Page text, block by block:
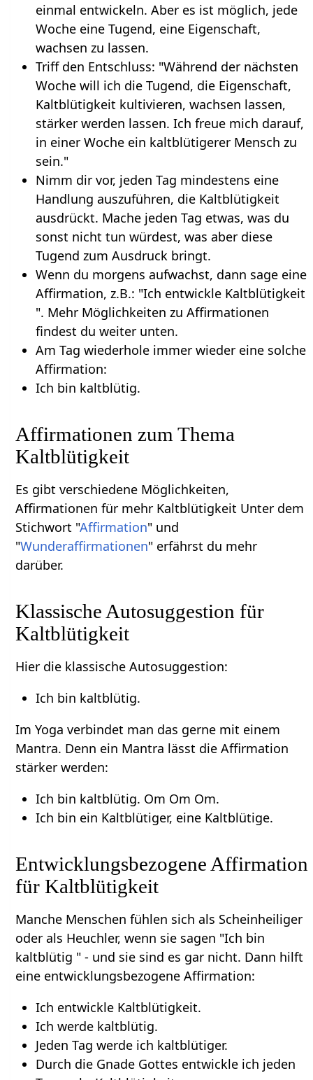
einmal entwickeln. Aber es ist möglich, jede
Woche eine Tugend, eine Eigenschaft,
wachsen zu lassen.
Triff den Entschluss: "Während der nächsten
Woche will ich die Tugend, die Eigenschaft,
Kaltblütigkeit kultivieren, wachsen lassen,
stärker werden lassen. Ich freue mich darauf,
in einer Woche ein kaltblütigerer Mensch zu
sein."
Nimm dir vor, jeden Tag mindestens eine
Handlung auszuführen, die Kaltblütigkeit
ausdrückt. Mache jeden Tag etwas, was du
sonst nicht tun würdest, was aber diese
Tugend zum Ausdruck bringt.
Wenn du morgens aufwachst, dann sage eine
Affirmation, z.B.: "Ich entwickle Kaltblütigkeit
". Mehr Möglichkeiten zu Affirmationen
findest du weiter unten.
Am Tag wiederhole immer wieder eine solche
Affirmation:
Ich bin kaltblütig.
Affirmationen zum Thema
Kaltblütigkeit
Es gibt verschiedene Möglichkeiten,
Affirmationen für mehr Kaltblütigkeit Unter dem
Stichwort "Affirmation" und
"Wunderaffirmationen" erfährst du mehr
darüber.
Klassische Autosuggestion für
Kaltblütigkeit
Hier die klassische Autosuggestion:
Ich bin kaltblütig.
Im Yoga verbindet man das gerne mit einem
Mantra. Denn ein Mantra lässt die Affirmation
stärker werden:
Ich bin kaltblütig. Om Om Om.
Ich bin ein Kaltblütiger, eine Kaltblütige.
Entwicklungsbezogene Affirmation
für Kaltblütigkeit
Manche Menschen fühlen sich als Scheinheiliger
oder als Heuchler, wenn sie sagen "Ich bin
kaltblütig " - und sie sind es gar nicht. Dann hilft
eine entwicklungsbezogene Affirmation:
Ich entwickle Kaltblütigkeit.
Ich werde kaltblütig.
Jeden Tag werde ich kaltblütiger.
Durch die Gnade Gottes entwickle ich jeden